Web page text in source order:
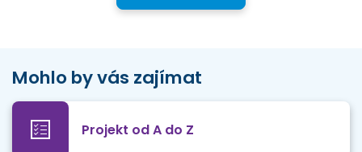
Mohlo by vás zajímat
Projekt od A do Z